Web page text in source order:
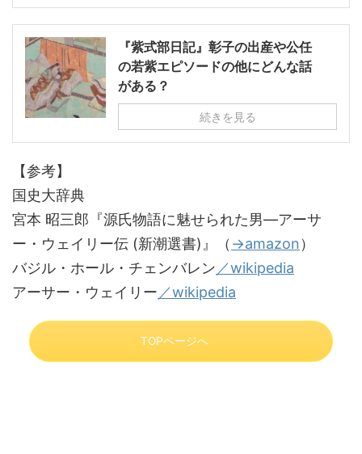
『紫式部日記』彰子の出産や公任
の若紫エピソードの他にどんな話
がある？
続きを見る
【参考】
国史大辞典
宮本 昭三郎『源氏物語に魅せられた男―アーサ
ー・ウェイリー伝 (新潮選書)』（ →amazon）
バジル・ホール・チェンバレン ／wikipedia
アーサー・ウェイリー ／wikipedia
TOPページへ